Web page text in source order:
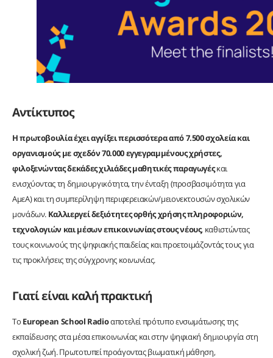
Αντίκτυπος
Η πρωτοβουλία έχει αγγίξει περισσότερα από 7.500 σχολεία και
οργανισμούς με σχεδόν 70.000 εγγεγραμμένους χρήστες,
φιλοξενώντας δεκάδες χιλιάδες μαθητικές παραγωγέςκαι
ενισχύοντας τη δημιουργικότητα, την ένταξη (προσβασιμότητα για
ΑμεΑ) και τη συμπερίληψη περιφερειακών/μειονεκτουσών σχολικών
μονάδων. Καλλιεργεί δεξιότητες ορθής χρήσης πληροφοριών,
τεχνολογιών και μέσων επικοινωνίας στους νέους, καθιστώντας
τους κοινωνούς της ψηφιακής παιδείας και προετοιμάζοντάς τους για
τις προκλήσεις της σύγχρονης κοινωνίας.
Γιατί είναι καλή πρακτική
Το European School Radioαποτελεί πρότυπο ενσωμάτωσης της
εκπαίδευσης στα μέσα επικοινωνίας και στην ψηφιακή δημιουργία στη
σχολική ζωή. Πρωτοτυπεί προάγοντας βιωματική μάθηση,